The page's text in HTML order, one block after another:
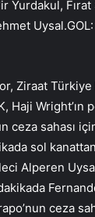
Yurdakul,
Ziraat Türkiye
Haji Wright’ın
ceza sahası
sol
Alperen
ceza